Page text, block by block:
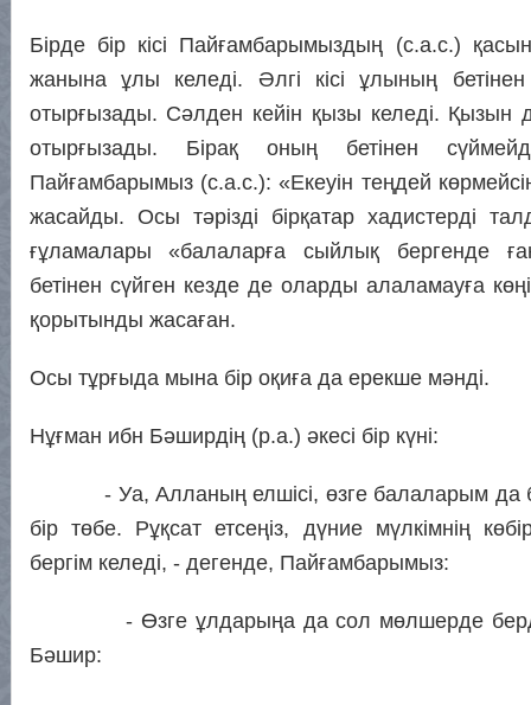
Бірде бір кісі Пайғамбарымыздың (с.а.с.)
жанына ұлы келеді. Әлгі кісі ұлының
отырғызады. Сәлден кейін қызы келеді.
отырғызады. Бірақ оның бетінен
Пайғамбарымыз (с.а.с.): «Екеуін теңдей
жасайды. Осы тәрізді бірқатар хадистерді
ғұламалары «балаларға сыйлық бергенде
бетінен сүйген кезде де оларды алаламауға
қорытынды жасаған.
Осы тұрғыда мына бір оқиға да ерекше мәнді.
Нұғман ибн Бәширдің (р.а.) әкесі бір күні:
- Уа, Алланың елшісі, өзге балаларым да
бір төбе. Рұқсат етсеңіз, дүние мүлкімнің
бергім келеді, - дегенде, Пайғамбарымыз:
- Өзге ұлдарыңа да сол мөлшерде
Бәшир: